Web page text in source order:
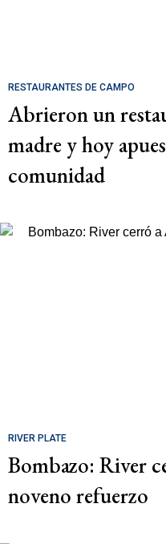
RESTAURANTES DE CAMPO
Abrieron un
madre y hoy
comunidad
RIVER PLATE
Bombazo: River
noveno refuerzo